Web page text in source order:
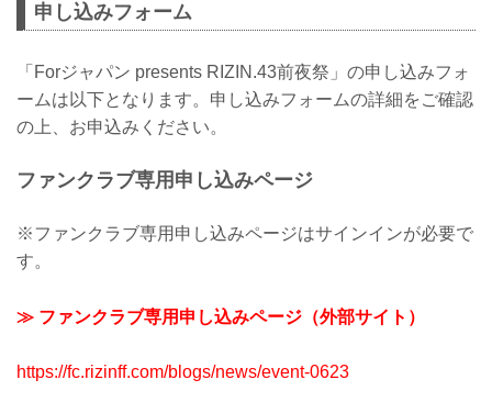
申し込みフォーム
「Forジャパン presents RIZIN.43前夜祭」の申し込みフォ
ームは以下となります。申し込みフォームの詳細をご確認
の上、お申込みください。
ファンクラブ専用申し込みページ
※ファンクラブ専用申し込みページはサインインが必要で
す。
≫ ファンクラブ専用申し込みページ（外部サイト）
https://fc.rizinff.com/blogs/news/event-0623